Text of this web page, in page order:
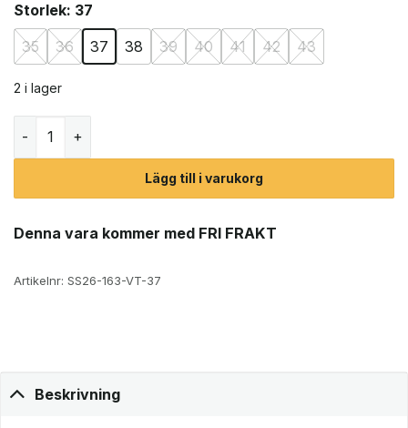
Storlek: 37
35
36 37 38 39 40 41 42 43
2 i lager
Lägg till i varukorg
Denna vara kommer med FRI FRAKT
Artikelnr: SS26-163-VT-37
Beskrivning